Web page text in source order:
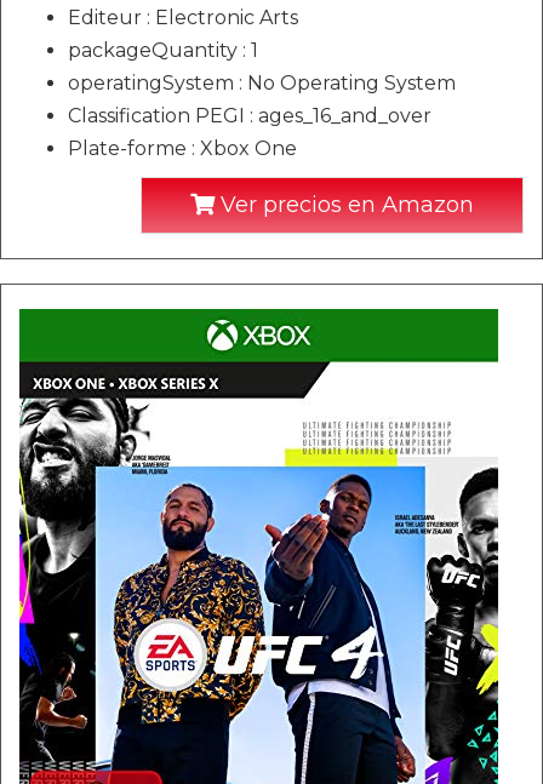
Editeur : Electronic Arts
packageQuantity : 1
operatingSystem : No Operating System
Classification PEGI : ages_16_and_over
Plate-forme : Xbox One
Ver precios en Amazon